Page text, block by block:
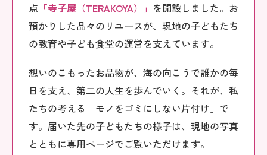
点 「寺子屋（TERAKOYA）」 を開設しました。お
預かりした品々のリユースが、現地の子どもたち
の教育や子ども食堂の運営を支えています。
想いのこもったお品物が、海の向こうで誰かの毎
日を支え、第二の人生を歩んでいく。それが、私
たちの考える「モノをゴミにしない片付け」で
す。届いた先の子どもたちの様子は、現地の写真
とともに専用ページでご覧いただけます。